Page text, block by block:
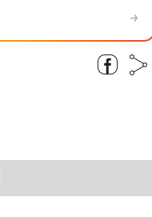
→
Чешките милиардери играят